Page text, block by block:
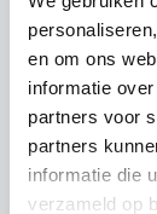
en om ons
informatie
partners voor
partners
informatie die
verzameld op